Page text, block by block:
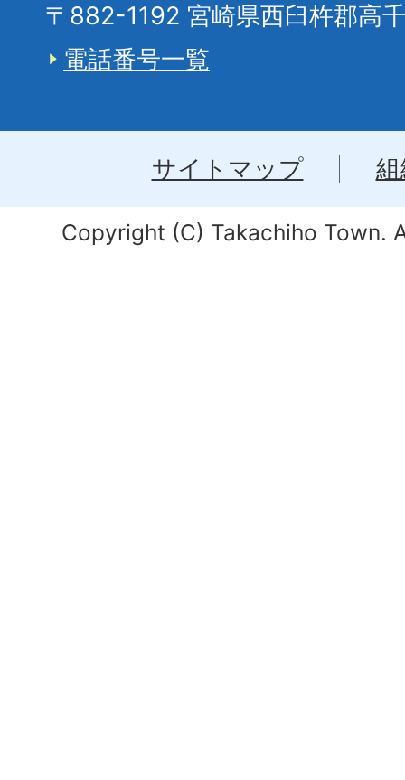
〒882-1192 宮崎県西臼杵郡高
電話番号一覧
サイトマップ
Copyright (C) Takachiho Town.